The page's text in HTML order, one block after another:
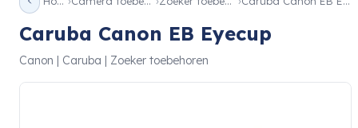
Caruba Canon EB Eyecup
Canon | Caruba | Zoeker toebehoren